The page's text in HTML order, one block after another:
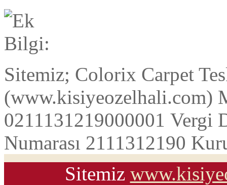
Sitemiz; Colorix Carpet
(www.kisiyeozelhali.com)
0211131219000001 Vergi
Numarası 2111312190
Sitemiz